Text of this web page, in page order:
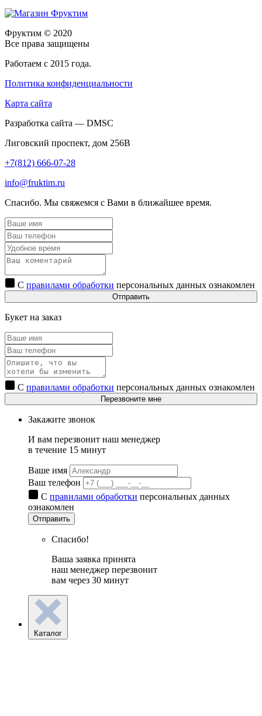
Фруктим © 2020
Все права защищены
Работаем с 2015 года.
Политика конфиденциальности
Карта сайта
Разработка сайта — DMSC
Лиговский проспект, дом 256В
+7(812) 666-07-28
info@fruktim.ru
Спасибо. Мы свяжемся с Вами в ближайшее время.
С правилами обработки персональных данных ознакомлен
Отправить
Букет на заказ
С правилами обработки персональных данных ознакомлен
Перезвоните мне
Закажите звонок
И вам перезвонит наш менеджер
в течение 15 минут
Ваше имя
Ваш телефон
С правилами обработки персональных данных
ознакомлен
Отправить
Спасибо!
Ваша заявка принята
наш менеджер перезвонит
вам через 30 минут
Каталог